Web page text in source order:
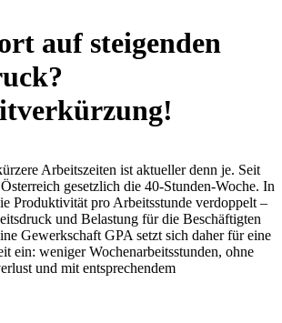
auf steigenden
Arbeitszeiten ist aktueller denn je. Seit
gesetzlich die 40-Stunden-Woche. In
Produktivität pro Arbeitsstunde verdoppelt –
und Belastung für die Beschäftigten
Gewerkschaft GPA setzt sich daher für eine
ein: weniger Wochenarbeitsstunden, ohne
und mit entsprechendem